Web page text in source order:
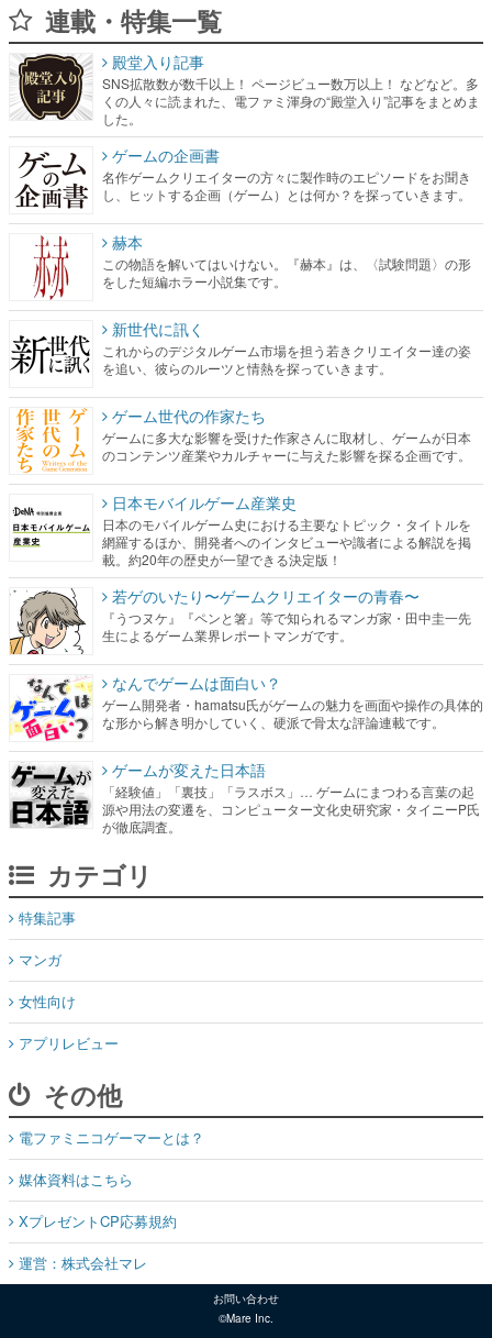
連載・特集一覧
殿堂入り記事
SNS拡散数が数千以上！ ページビュー数万以上！ などなど。多
くの人々に読まれた、電ファミ渾身の“殿堂入り”記事をまとめま
した。
ゲームの企画書
名作ゲームクリエイターの方々に製作時のエピソードをお聞き
し、ヒットする企画（ゲーム）とは何か？を探っていきます。
赫本
この物語を解いてはいけない。『赫本』は、〈試験問題〉の形
をした短編ホラー小説集です。
新世代に訊く
これからのデジタルゲーム市場を担う若きクリエイター達の姿
を追い、彼らのルーツと情熱を探っていきます。
ゲーム世代の作家たち
ゲームに多大な影響を受けた作家さんに取材し、ゲームが日本
のコンテンツ産業やカルチャーに与えた影響を探る企画です。
日本モバイルゲーム産業史
日本のモバイルゲーム史における主要なトピック・タイトルを
網羅するほか、開発者へのインタビューや識者による解説を掲
載。約20年の歴史が一望できる決定版！
若ゲのいたり〜ゲームクリエイターの青春〜
『うつヌケ』『ペンと箸』等で知られるマンガ家・田中圭一先
生によるゲーム業界レポートマンガです。
なんでゲームは面白い？
ゲーム開発者・hamatsu氏がゲームの魅力を画面や操作の具体的
な形から解き明かしていく、硬派で骨太な評論連載です。
ゲームが変えた日本語
「経験値」「裏技」「ラスボス」… ゲームにまつわる言葉の起
源や用法の変遷を、コンピューター文化史研究家・タイニーP氏
が徹底調査。
カテゴリ
特集記事
マンガ
女性向け
アプリレビュー
その他
電ファミニコゲーマーとは？
媒体資料はこちら
XプレゼントCP応募規約
運営：株式会社マレ
お問い合わせ
©Mare Inc.